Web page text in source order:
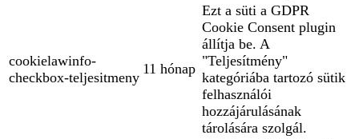
cookielawinfo-
checkbox-teljesitmeny
11 hónap
Ezt a süti a GDPR
Cookie Consent plugin
állítja be. A
"Teljesítmény"
kategóriába tartozó sütik
felhasználói
hozzájárulásának
tárolására szolgál.